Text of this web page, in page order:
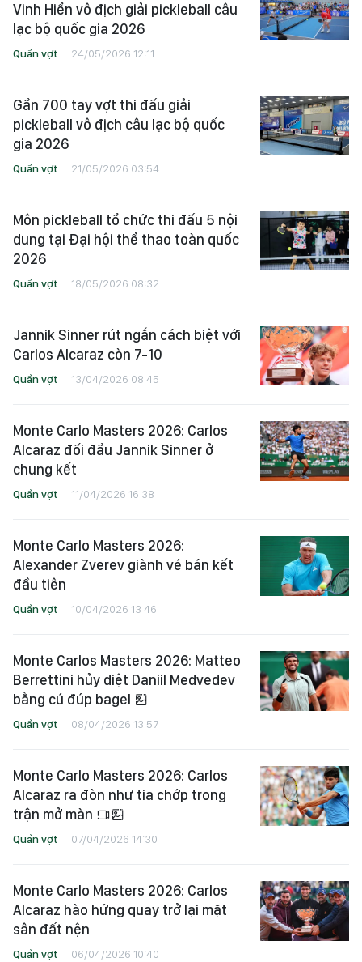
Vinh Hiển vô địch giải pickleball câu
lạc bộ quốc gia 2026
Quần vợt 24/05/2026 12:11
Gần 700 tay vợt thi đấu giải
pickleball vô địch câu lạc bộ quốc
gia 2026
Quần vợt 21/05/2026 03:54
Môn pickleball tổ chức thi đấu 5 nội
dung tại Đại hội thể thao toàn quốc
2026
Quần vợt 18/05/2026 08:32
Jannik Sinner rút ngắn cách biệt với
Carlos Alcaraz còn 7-10
Quần vợt 13/04/2026 08:45
Monte Carlo Masters 2026: Carlos
Alcaraz đối đầu Jannik Sinner ở
chung kết
Quần vợt 11/04/2026 16:38
Monte Carlo Masters 2026:
Alexander Zverev giành vé bán kết
đầu tiên
Quần vợt 10/04/2026 13:46
Monte Carlos Masters 2026: Matteo
Berrettini hủy diệt Daniil Medvedev
bằng cú đúp bagel
Quần vợt 08/04/2026 13:57
Monte Carlo Masters 2026: Carlos
Alcaraz ra đòn như tia chớp trong
trận mở màn
Quần vợt 07/04/2026 14:30
Monte Carlo Masters 2026: Carlos
Alcaraz hào hứng quay trở lại mặt
sân đất nện
Quần vợt 06/04/2026 10:40